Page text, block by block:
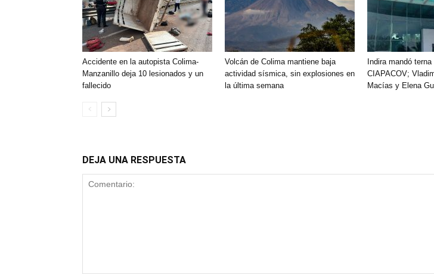
Accidente en la autopista Colima-
Manzanillo deja 10 lesionados y un
fallecido
Volcán de Colima mantiene baja
actividad sísmica, sin explosiones en
la última semana
Indira mandó
CIAPACOV;
Macías y Elena
DEJA UNA RESPUESTA